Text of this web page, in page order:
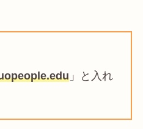
」と入れ